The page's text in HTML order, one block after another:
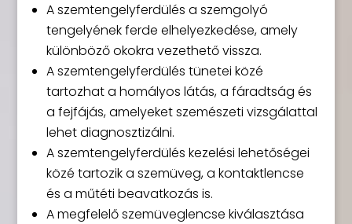
A szemtengelyferdülés a szemgolyó
tengelyének ferde elhelyezkedése, amely
különböző okokra vezethető vissza.
A szemtengelyferdülés tünetei közé
tartozhat a homályos látás, a fáradtság és
a fejfájás, amelyeket szemészeti vizsgálattal
lehet diagnosztizálni.
A szemtengelyferdülés kezelési lehetőségei
közé tartozik a szemüveg, a kontaktlencse
és a műtéti beavatkozás is.
A megfelelő szemüveglencse kiválasztása